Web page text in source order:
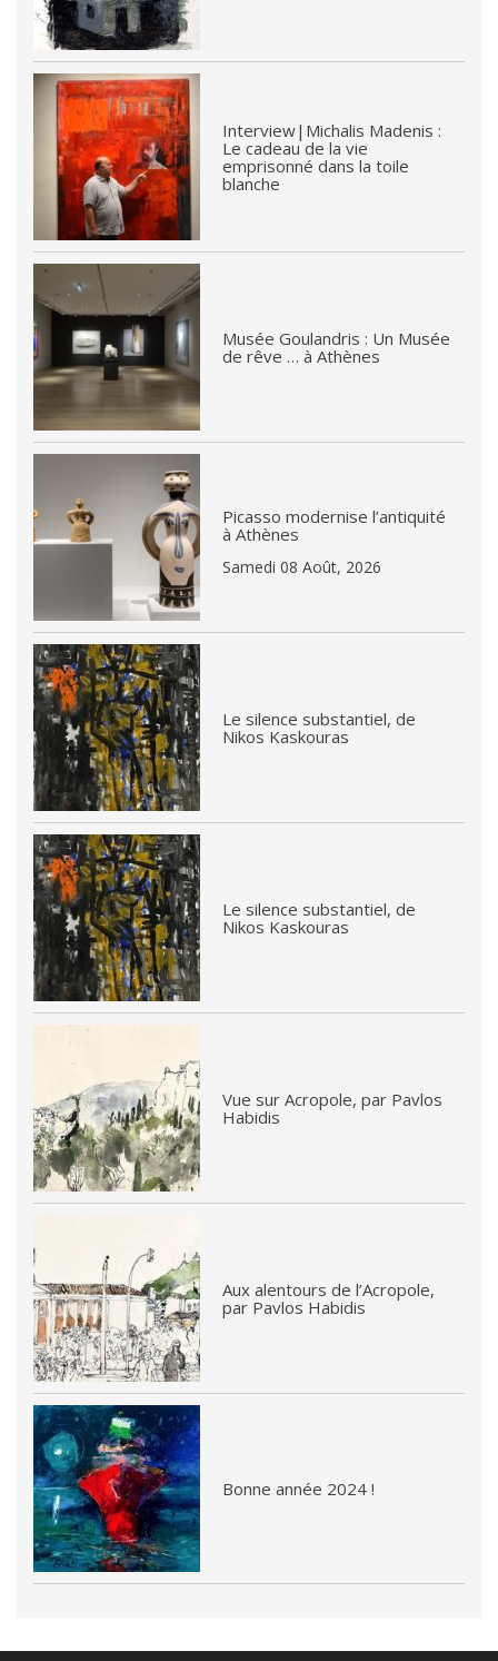
Interview|Michalis Madenis :
Le cadeau de la vie
emprisonné dans la toile
blanche
Musée Goulandris : Un Musée
de rêve … à Athènes
Picasso modernise l’antiquité
à Athènes
Samedi 08 Août, 2026
Le silence substantiel, de
Nikos Kaskouras
Le silence substantiel, de
Nikos Kaskouras
Vue sur Acropole, par Pavlos
Habidis
Aux alentours de l’Acropole,
par Pavlos Habidis
Bonne année 2024 !